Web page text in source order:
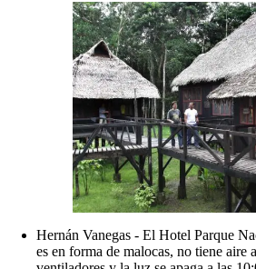
Hernán Vanegas - El Hotel Parque
es en forma de malocas, no tiene aire